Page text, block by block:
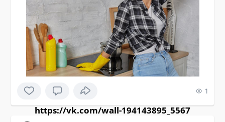
1
https://vk.com/wall-194143895_5567